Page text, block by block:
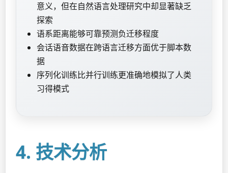
意义，但在自然语言处理研究中却显著缺乏
探索
语系距离能够可靠预测负迁移程度
会话语音数据在跨语言迁移方面优于脚本数
据
序列化训练比并行训练更准确地模拟了人类
习得模式
4. 技术分析